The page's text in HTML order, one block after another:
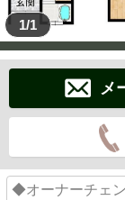
1/1
メ
◆オーナーチェ